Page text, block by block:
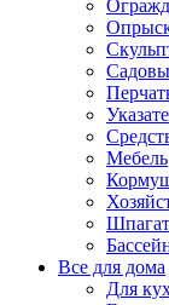
Мебель
Все для дома
Для